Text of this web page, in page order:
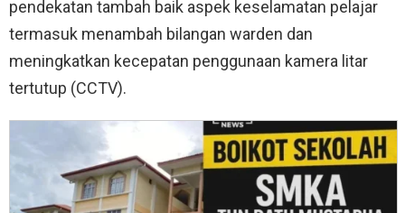
pendekatan tambah baik aspek keselamatan pelajar
termasuk menambah bilangan warden dan
meningkatkan kecepatan penggunaan kamera litar
tertutup (CCTV).